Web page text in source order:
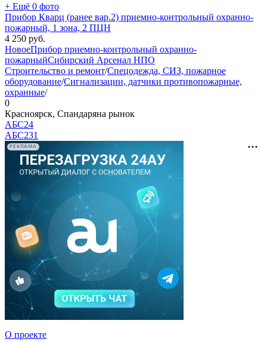
+ Ещё 0 фото
Прибор Кварц (ранее вар.2) приемно-контрольный охранно-
пожарный, 1 зона, 2 ПЦН
4 250 руб.
НовоеПрибор приемно-контрольный охранно-
пожарныйСибирский Арсенал НПО
Строительство и ремонт/Спецодежда, СИЗ, пожарное
оборудование/Сигнализации, датчики противопожарные,
охранные/
0
Красноярск, Спандаряна рынок
АБС24
АБС231
РЕКЛАМА
О проекте